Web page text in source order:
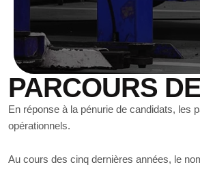
PARCOURS
En réponse à la pénurie de candidats, les
opérationnels.
Au cours des cinq dernières années, le